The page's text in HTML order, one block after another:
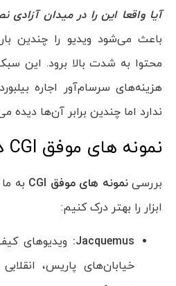
آیا واقعا این را در میدان آزادی
باعث می‌شود ویدیو را چندین
هزینه‌های سرسام‌آور اجاره
ندارد اما چندین برابر آن‌ها دیده
نمونه های موفق CGI در جهان
بررسینمونه های موفق CGI به
ابزار را بهتر درک کنیم:
Jacquemus
: ویدیوهای
خیابان‌های پاریس،